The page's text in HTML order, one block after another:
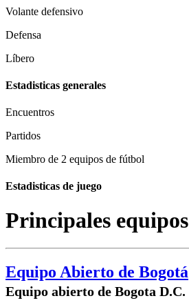
Volante defensivo
Defensa
Líbero
Estadisticas generales
Encuentros
Partidos
Miembro de 2 equipos de fútbol
Estadisticas de juego
Principales equipos
Equipo Abierto de Bogotá
Equipo abierto de Bogota D.C.